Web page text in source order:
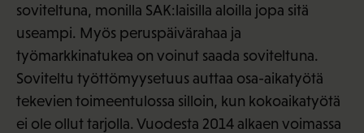
soviteltuna, monilla SAK:laisilla aloilla jopa sitä
useampi. Myös peruspäivärahaa ja
työmarkkinatukea on voinut saada soviteltuna.
Soviteltu työttömyysetuus auttaa osa-aikatyötä
tekevien toimeentulossa silloin, kun kokoaikatyötä
ei ole ollut tarjolla. Vuodesta 2014 alkaen voimassa